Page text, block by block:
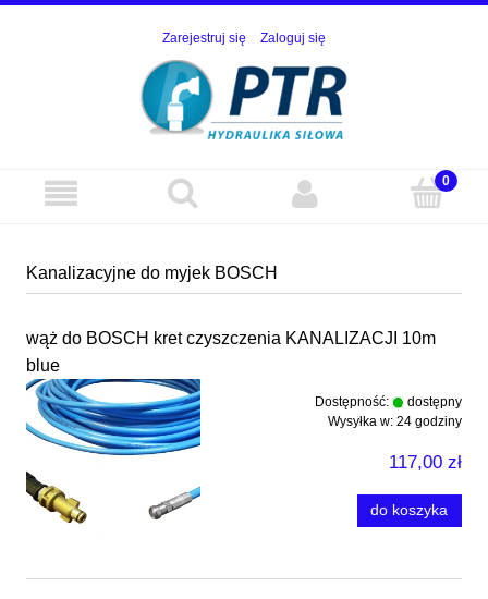
Zarejestruj się Zaloguj się
Kanalizacyjne do myjek BOSCH
wąż do BOSCH kret czyszczenia KANALIZACJI 10m
blue
Dostępność:
dostępny
Wysyłka w: 24 godziny
117,00 zł
do koszyka